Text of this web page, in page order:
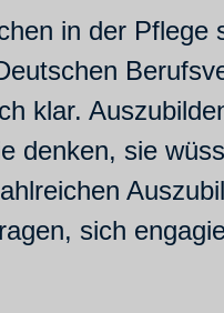
in der
klar.
denken, sie
sich